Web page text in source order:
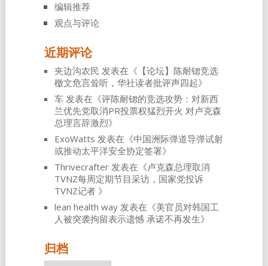
编辑推荐
观点与评论
近期评论
夹边沟农民 发表在《 【论坛】陈耐锶竞选
檄文危言耸听，华社读者批评声四起》
车发表在《评陈耐锶的竞选攻势：对新西
兰优先党取消PR投票权猛烈开火 对卢克森
总理言辞激烈》
ExoWatts 发表在《中国洲际弹道导弹试射
或推动太平洋安全协定签署》
Thrivecrafter发表在《卢克森总理取消
TVNZ每周定期节目采访，国家党投诉
TVNZ记者 》
lean health way发表在《美官员对韩国工
人被突袭拘留表示遗憾 承诺不再发生》
归档